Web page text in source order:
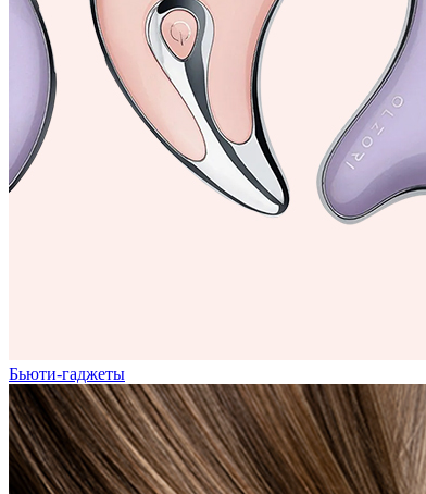
Бьюти-гаджеты